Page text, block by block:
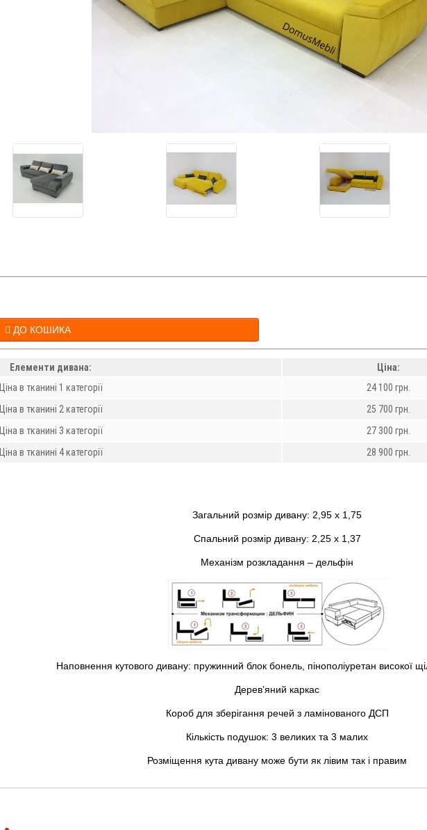
ДО КОШИКА
Елементи дивана:
Ціна:
Ціна в тканині 1 категорії
24 100 грн.
Ціна в тканині 2 категорії
25 700 грн.
Ціна в тканині 3 категорії
27 300 грн.
Ціна в тканині 4 категорії
28 900 грн.
Загальний розмір дивану: 2,95 х 1,75
Спальний розмір дивану: 2,25 х 1,37
Механізм розкладання – дельфін
Наповнення кутового дивану: пружинний блок бонель, пінополіуретан високої
Дерев’яний каркас
Короб для зберігання речей з ламінованого ДСП
Кількість подушок: 3 великих та 3 малих
Розміщення кута дивану може бути як лівим так і правим